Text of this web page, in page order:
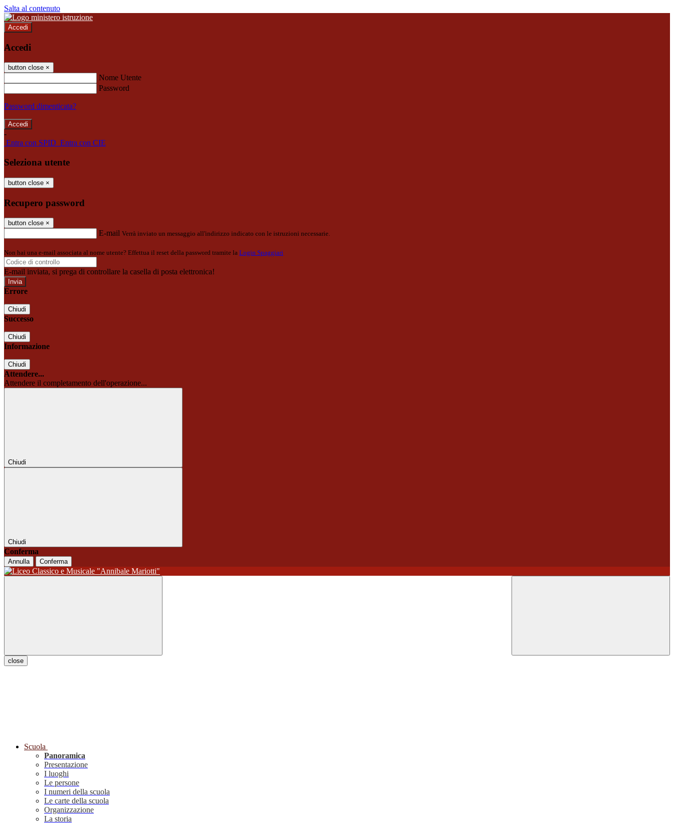
Salta al contenuto
Accedi
Accedi
button close ×
Nome Utente
Password
Password dimenticata?
-
Entra con SPID Entra con CIE
Seleziona utente
button close ×
Recupero password
button close ×
E-mail Verrà inviato un messaggio all'indirizzo indicato con le istruzioni necessarie.
Non hai una e-mail associata al nome utente? Effettua il reset della password tramite la Login Spaggiari
E-mail inviata, si prega di controllare la casella di posta elettronica!
Errore
Chiudi
Successo
Chiudi
Informazione
Chiudi
Attendere...
Attendere il completamento dell'operazione...
Chiudi
Chiudi
Conferma
Annulla Conferma
close
Scuola
Panoramica
Presentazione
I luoghi
Le persone
I numeri della scuola
Le carte della scuola
Organizzazione
La storia